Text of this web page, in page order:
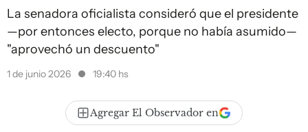
La senadora oficialista consideró que el presidente
—por entonces electo, porque no había asumido—
"aprovechó un descuento"
1 de junio 2026 19:40 hs
Agregar El Observador en